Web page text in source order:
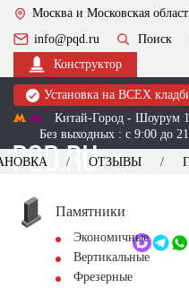
Москва и Московская
info@pqd.ru
Поиск
Конструктор
Установка на ВСЕХ
Китай-Город - Шоурум
Без выходных : с 9:00 до
+7 (495) 518-44-23
Обратный звонок
ОТЗЫВЫ
Памятники
Экономичные
Вертикальные
Фрезерные